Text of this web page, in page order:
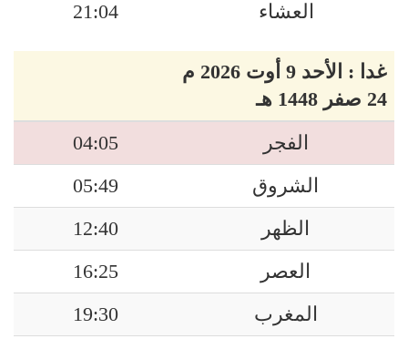
العشاء
21:04
غدا : الأحد 9 أوت 2026 م
24 صفر 1448 هـ
الفجر
04:05
الشروق
05:49
الظهر
12:40
العصر
16:25
المغرب
19:30